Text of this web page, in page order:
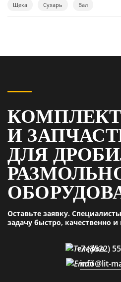
Щека Сухарь Вал
И
ДЛЯ
Оставьте заявку.
задачу быстро, качественно
+7 (3522)
info@lit-